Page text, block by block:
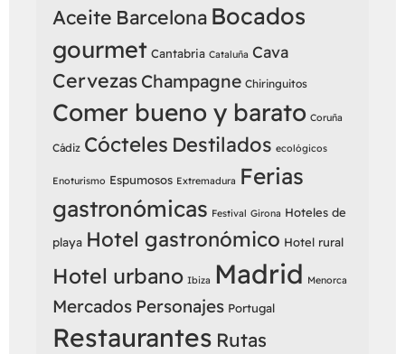
Aceite Barcelona Bocados
gourmet Cantabria Cataluña Cava
Cervezas Champagne Chiringuitos
Comer bueno y barato Coruña
Cádiz Cócteles Destilados ecológicos
Enoturismo Espumosos Extremadura Ferias
gastronómicas Festival Girona Hoteles de
playa Hotel gastronómico Hotel rural
Hotel urbano Ibiza Madrid Menorca
Mercados Personajes Portugal
Restaurantes Rutas